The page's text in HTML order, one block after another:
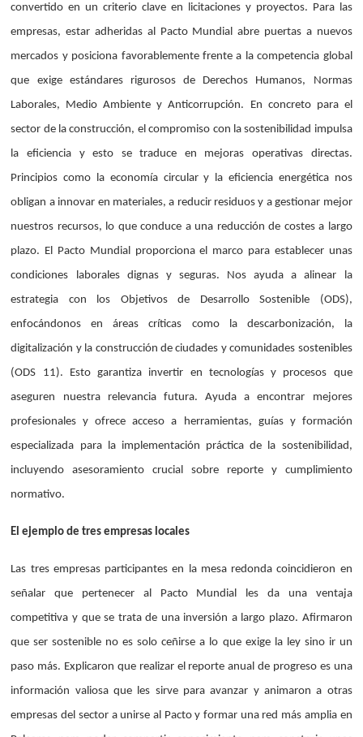
convertido en un criterio clave en licitaciones y proyectos. Para las
empresas, estar adheridas al Pacto Mundial abre puertas a nuevos
mercados y posiciona favorablemente frente a la competencia global
que exige estándares rigurosos de Derechos Humanos, Normas
Laborales, Medio Ambiente y Anticorrupción. En concreto para el
sector de la construcción, el compromiso con la sostenibilidad impulsa
la eficiencia y esto se traduce en mejoras operativas directas.
Principios como la economía circular y la eficiencia energética nos
obligan a innovar en materiales, a reducir residuos y a gestionar mejor
nuestros recursos, lo que conduce a una reducción de costes a largo
plazo. El Pacto Mundial proporciona el marco para establecer unas
condiciones laborales dignas y seguras. Nos ayuda a alinear la
estrategia con los Objetivos de Desarrollo Sostenible (ODS),
enfocándonos en áreas críticas como la descarbonización, la
digitalización y la construcción de ciudades y comunidades sostenibles
(ODS 11). Esto garantiza invertir en tecnologías y procesos que
aseguren nuestra relevancia futura. Ayuda a encontrar mejores
profesionales y ofrece acceso a herramientas, guías y formación
especializada para la implementación práctica de la sostenibilidad,
incluyendo asesoramiento crucial sobre reporte y cumplimiento
normativo.
El ejemplo de tres empresas locales
Las tres empresas participantes en la mesa redonda coincidieron en
señalar que pertenecer al Pacto Mundial les da una ventaja
competitiva y que se trata de una inversión a largo plazo. Afirmaron
que ser sostenible no es solo ceñirse a lo que exige la ley sino ir un
paso más. Explicaron que realizar el reporte anual de progreso es una
información valiosa que les sirve para avanzar y animaron a otras
empresas del sector a unirse al Pacto y formar una red más amplia en